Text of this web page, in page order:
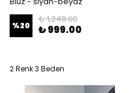
%20
₺ 1,249.00
₺ 999.00
2 Renk 3 Beden